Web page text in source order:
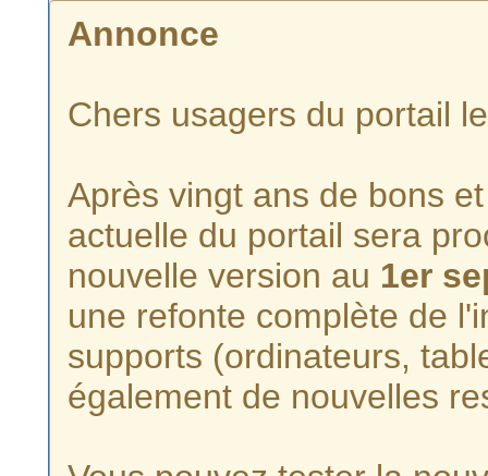
Annonce
Chers usagers du portail
Après vingt ans de bons
actuelle du portail sera
nouvelle version au 1er
une refonte complète de
supports (ordinateurs,
également de nouvelles